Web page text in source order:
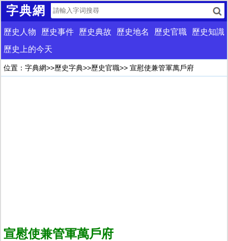
字典網
歷史人物 歷史事件 歷史典故 歷史地名 歷史官職
歷史知識
歷史上的今天
位置： 字典網>>歷史字典>>歷史官職>> 宣慰使兼管軍萬戶府
宣慰使兼管軍萬戶府